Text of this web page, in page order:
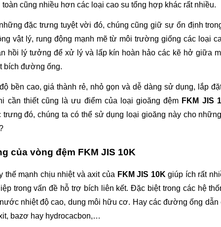
toàn cũng nhiều hơn các loại cao su tổng hợp khác rất nhiều.
đặc trưng tuyệt vời đó, chúng cũng giữ sự ổn định
vật lý, rung động mạnh mẽ từ môi trường giống các loại
hồi lý tưởng để xử lý và lấp kín hoàn hảo các kẽ hở giữa
bích đường ống.
bền cao, giá thành rẻ, nhỏ gọn và dễ dàng sử dụng, lắp
cần thiết cũng là ưu điểm của loại gioăng đệm FKM JIS
trưng đó, chúng ta có thể sử dụng loại gioăng này cho
của vòng đệm FKM JIS 10K
thế mạnh chịu nhiệt và axit của FKM JIS 10K giúp ích rất
trong vấn đề hỗ trợ bích liên kết. Đặc biệt trong các hệ
nhiệt độ cao, dung môi hữu cơ. Hay các đường ống dẫn
bazơ hay hydrocacbon,…